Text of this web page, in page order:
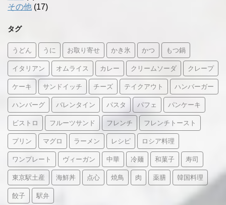
その他 (17)
タグ
うどん うに お取り寄せ かき氷 かつ もつ鍋
イタリアン オムライス カレー クリームソーダ クレープ
ケーキ サンドイッチ チーズ テイクアウト ハンバーガー
ハンバーグ バレンタイン パスタ パフェ パンケーキ
ビストロ フルーツサンド フレンチ フレンチトースト
プリン マグロ ラーメン レシピ ロシア料理
ワンプレート ヴィーガン 中華 冷麺 和菓子 寿司
東京駅土産 海鮮丼 点心 焼鳥 肉 薬膳 韓国料理
餃子 駅弁